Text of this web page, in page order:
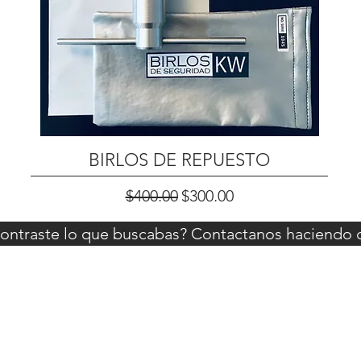
BIRLOS DE REPUESTO
Precio
$400.00 Precio de oferta
$300.00
lo que buscabas? Contactanos haciendo